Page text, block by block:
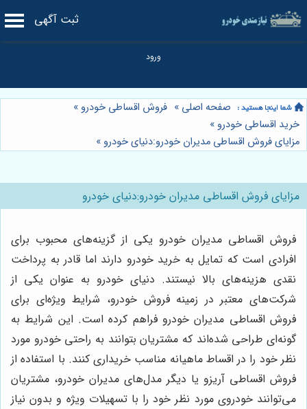
ثبت آگهی
صفحه اصلی » فروش اقساطی خودرو »
خرید اقساطی خودرو »
مزایای فروش اقساطی مدیران خودرو:دنیای خودرو »
مزایای فروش اقساطی مدیران خودرو:دنیای خودرو
فروش اقساطی مدیران خودرو یکی از گزینه‌های محبوب برای
افرادی است که تمایل به خرید خودرو دارند اما قادر به پرداخت
نقدی هزینه‌های بالا نیستند. دنیای خودرو به عنوان یکی از
شرکت‌های معتبر در زمینه فروش خودرو، شرایط ویژه‌ای برای
فروش اقساطی مدیران خودرو فراهم کرده است. این شرایط به
گونه‌ای طراحی شده‌اند که مشتریان بتوانند به راحتی خودرو مورد
نظر خود را در اقساط ماهیانه مناسب خریداری کنند. با استفاده از
فروش اقساطی آریزو یا دیگر مدل‌های مدیران خودرو، مشتریان
می‌توانند خودروی مورد نظر خود را با تسهیلات ویژه و بدون نیاز